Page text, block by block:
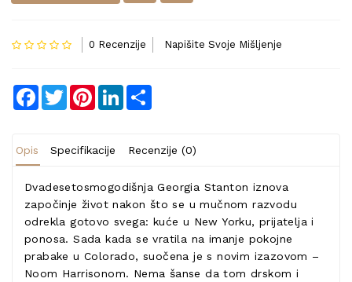
0 Recenzije Napišite Svoje Mišljenje
Facebook
TwitterPinterestLinkedIn
Opis Specifikacije Recenzije (0)
Dvadesetosmogodišnja Georgia Stanton iznova
započinje život nakon što se u mučnom razvodu
odrekla gotovo svega: kuće u New Yorku, prijatelja i
ponosa. Sada kada se vratila na imanje pokojne
prabake u Colorado, suočena je s novim izazovom –
Noom Harrisonom. Nema šanse da tom drskom i